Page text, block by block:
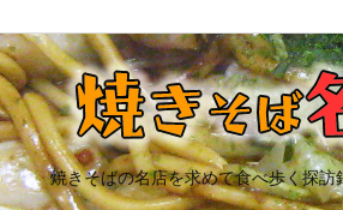
焼きそばの名店を求めて食べ歩く探